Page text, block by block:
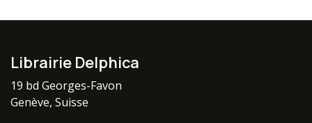
Librairie Delphica
19 bd Georges-Favon
Genève, Suisse